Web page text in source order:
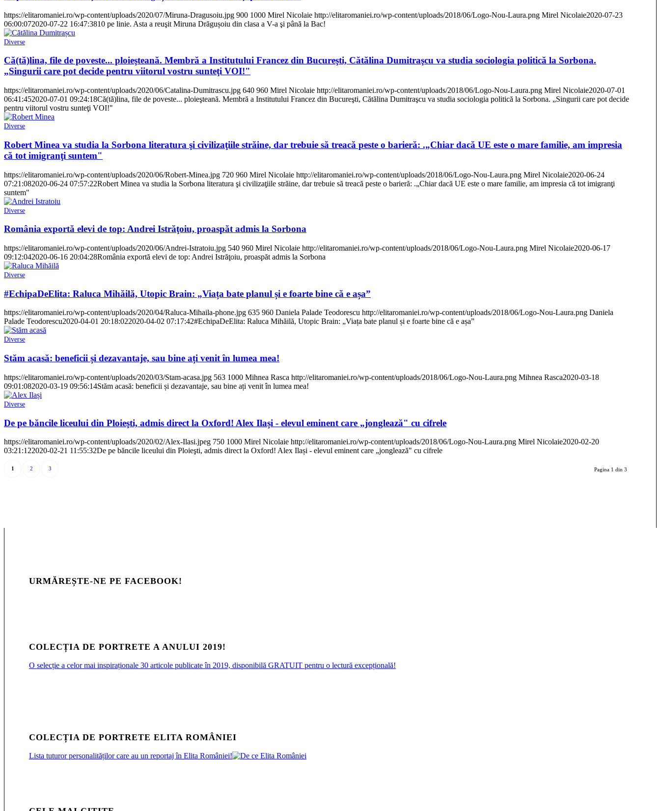
https://elitaromaniei.ro/wp-content/uploads/2020/07/Miruna-Dragusoiu.jpg 900 1000 Mirel Nicolaie http://elitaromaniei.ro/wp-content/uploads/2018/06/Logo-Nou-Laura.png Mirel Nicolaie2020-07-23
06:00:072020-07-22 16:47:3810 pe linie. Asta a reuşit Miruna Drăgușoiu din clasa a V-a şi până la Bac!
Diverse
Că(tă)lina, file de poveste... ploieşteană. Membră a Institutului Francez din Bucureşti, Cătălina Dumitraşcu va studia sociologia politică la Sorbona.
„Singurii care pot decide pentru viitorul vostru sunteţi VOI!"
https://elitaromaniei.ro/wp-content/uploads/2020/06/Catalina-Dumitrascu.jpg 640 960 Mirel Nicolaie http://elitaromaniei.ro/wp-content/uploads/2018/06/Logo-Nou-Laura.png Mirel Nicolaie2020-07-01
06:41:452020-07-01 09:24:18Că(tă)lina, file de poveste... ploieşteană. Membră a Institutului Francez din Bucureşti, Cătălina Dumitraşcu va studia sociologia politică la Sorbona. „Singurii care pot decide
pentru viitorul vostru sunteţi VOI!"
Diverse
Robert Minea va studia la Sorbona literatura şi civilizaţiile străine, dar trebuie să treacă peste o barieră: .„Chiar dacă UE este o mare familie, am impresia
că tot imigranţi suntem"
https://elitaromaniei.ro/wp-content/uploads/2020/06/Robert-Minea.jpg 720 960 Mirel Nicolaie http://elitaromaniei.ro/wp-content/uploads/2018/06/Logo-Nou-Laura.png Mirel Nicolaie2020-06-24
07:21:082020-06-24 07:57:22Robert Minea va studia la Sorbona literatura şi civilizaţiile străine, dar trebuie să treacă peste o barieră: .„Chiar dacă UE este o mare familie, am impresia că tot imigranţi
suntem"
Diverse
România exportă elevi de top: Andrei Istrăţoiu, proaspăt admis la Sorbona
https://elitaromaniei.ro/wp-content/uploads/2020/06/Andrei-Istratoiu.jpg 540 960 Mirel Nicolaie http://elitaromaniei.ro/wp-content/uploads/2018/06/Logo-Nou-Laura.png Mirel Nicolaie2020-06-17
09:12:042020-06-16 20:04:28România exportă elevi de top: Andrei Istrăţoiu, proaspăt admis la Sorbona
Diverse
#EchipaDeElita: Raluca Mihăilă, Utopic Brain: „Viața bate planul și e foarte bine că e așa”
https://elitaromaniei.ro/wp-content/uploads/2020/04/Raluca-Mihaila-phone.jpg 635 960 Daniela Palade Teodorescu http://elitaromaniei.ro/wp-content/uploads/2018/06/Logo-Nou-Laura.png Daniela
Palade Teodorescu2020-04-01 20:18:022020-04-02 07:17:42#EchipaDeElita: Raluca Mihăilă, Utopic Brain: „Viața bate planul și e foarte bine că e așa”
Diverse
Stăm acasă: beneficii și dezavantaje, sau bine ați venit în lumea mea!
https://elitaromaniei.ro/wp-content/uploads/2020/03/Stam-acasa.jpg 563 1000 Mihnea Rasca http://elitaromaniei.ro/wp-content/uploads/2018/06/Logo-Nou-Laura.png Mihnea Rasca2020-03-18
09:01:082020-03-19 09:56:14Stăm acasă: beneficii și dezavantaje, sau bine ați venit în lumea mea!
Diverse
De pe băncile liceului din Ploieşti, admis direct la Oxford! Alex Ilași - elevul eminent care „jonglează" cu cifrele
https://elitaromaniei.ro/wp-content/uploads/2020/02/Alex-Ilasi.jpeg 750 1000 Mirel Nicolaie http://elitaromaniei.ro/wp-content/uploads/2018/06/Logo-Nou-Laura.png Mirel Nicolaie2020-02-20
03:21:122020-02-21 11:55:32De pe băncile liceului din Ploieşti, admis direct la Oxford! Alex Ilași - elevul eminent care „jonglează" cu cifrele
Pagina 1 din 3
1 2 3
URMĂREȘTE-NE PE FACEBOOK!
COLECȚIA DE PORTRETE A ANULUI 2019!
O selecție a celor mai inspiraționale 30 articole publicate în 2019, disponibilă GRATUIT pentru o lectură excepțională!
COLECȚIA DE PORTRETE ELITA ROMÂNIEI
Lista tuturor personalităților care au un reportaj în Elita României!